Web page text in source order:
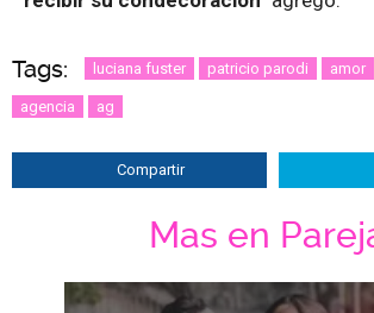
Tags: luciana fuster patricio parodi amor
agencia ag
Compartir
Mas en